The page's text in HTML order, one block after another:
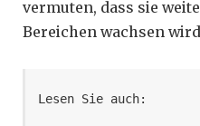
vermuten, dass sie
Bereichen wachsen
Lesen Sie auch: